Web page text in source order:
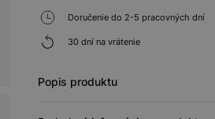
Doručenie do 2-5 pracovných dní
30 dní na vrátenie
Popis produktu